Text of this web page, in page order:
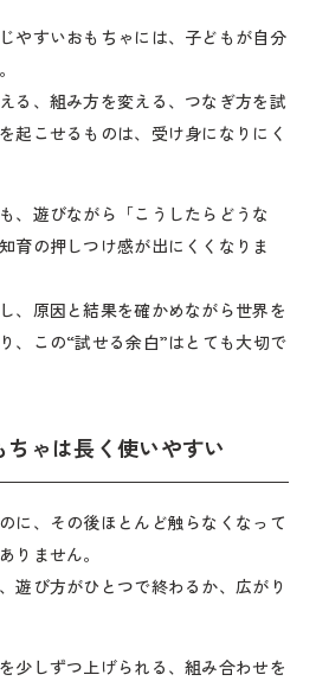
やすいおもちゃには、子どもが自分
る、組み方を変える、つなぎ方を試
起こせるものは、受け身になりにく
、遊びながら「こうしたらどうな
育の押しつけ感が出にくくなりま
、原因と結果を確かめながら世界を
、この“試せる余白”はとても大切で
ゃは長く使いやすい
に、その後ほとんど触らなくなって
りません。
遊び方がひとつで終わるか、広がり
少しずつ上げられる、組み合わせを